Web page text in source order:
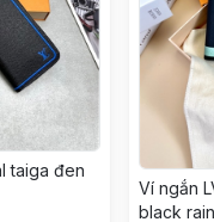
taiga đen
Ví ngắn
black